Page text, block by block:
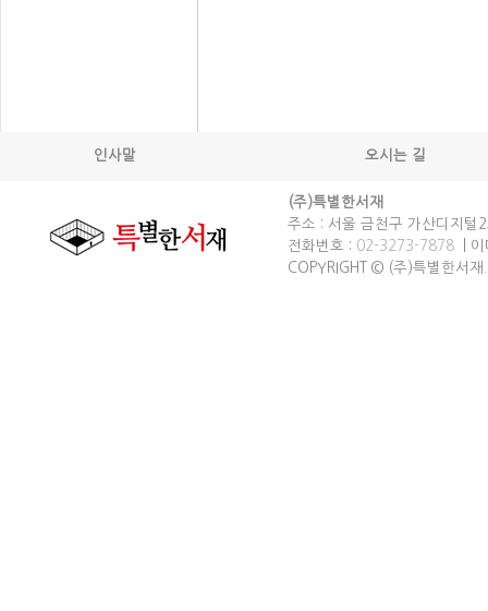
인사말 오시는 길
(주)특별한서재
주소 : 서울 금천구 가산디지
전화번호 : 02-3273-7878 | 이
COPYRIGHT © (주)특별한서